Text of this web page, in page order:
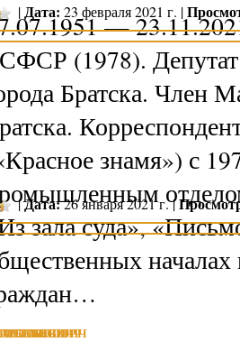
—
(1978). Депутат
Братска. Член
знамя») с
зала суда»,
началах
|Дата: 23 февраля 2021 г. |
|Дата:26 января 2021 г. |
ПАВЛОВИЧ